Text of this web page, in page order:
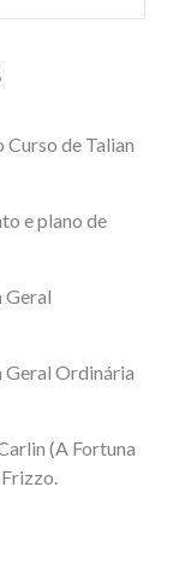
Curso de Talian
e plano de
Geral
Geral Ordinária
(A Fortuna